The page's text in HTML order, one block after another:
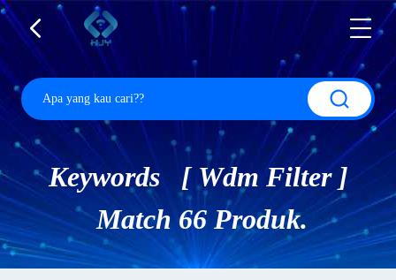
Keywords [ Wdm Filter ]
Match 66 Produk.